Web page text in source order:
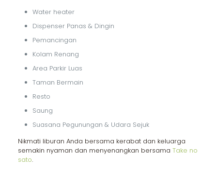
Water heater
Dispenser Panas & Dingin
Pemancingan
Kolam Renang
Area Parkir Luas
Taman Bermain
Resto
Saung
Suasana Pegunungan & Udara Sejuk
Nikmati liburan Anda bersama kerabat dan keluarga
semakin nyaman dan menyenangkan bersama Take no
sato.